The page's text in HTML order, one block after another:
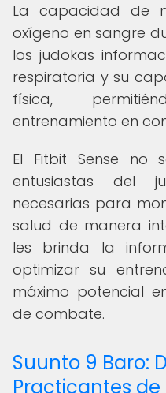
La capacidad de
oxígeno en sangre
los judokas
respiratoria y su
física,
entrenamiento en
El Fitbit Sense no
entusiastas del
necesarias para
salud de manera
les brinda la
optimizar su
máximo potencial
de combate.
Suunto 9 Baro:
Practicantes de